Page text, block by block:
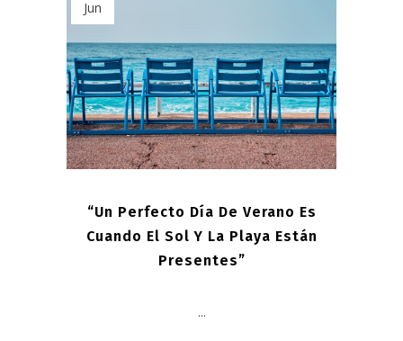
Jun
“Un Perfecto Día De Verano Es
Cuando El Sol Y La Playa Están
Presentes”
...